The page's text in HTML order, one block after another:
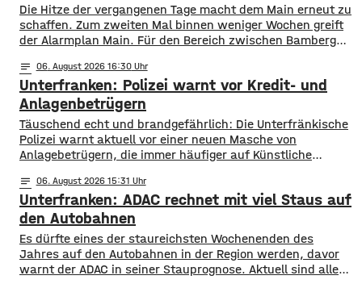
Die Hitze der vergangenen Tage macht dem Main erneut zu
schaffen. Zum zweiten Mal binnen weniger Wochen greift
der Alarmplan Main. Für den Bereich zwischen Bamberg
mainabwärts die zweite von drei Warnstufen. Zwar gibt es
aktuell mit dem Sauerstoffgehalt im Wasser noch keine
Probleme, allerdings ist die Wassertemperatur
notes 06. August 2026 16:30
Unterfranken: Polizei warnt vor Kredit- und
Anlagenbetrügern
​​Täuschend echt und brandgefährlich: Die Unterfränkische
Polizei warnt aktuell vor einer neuen Masche von
Anlagebetrügern, die immer häufiger auf Künstliche
Menschen aus der Region um ihr Erspartes gebracht. ​Laut
Polizei erstellen die Täter mithilfe von KI täuschen echte
Werbevideos oder fälschen Empfehlungen von prominenten
Persönlichkeiten. Ihr Ziel: echte
notes 06. August 2026 15:31
Unterfranken: ADAC rechnet mit viel Staus auf
den Autobahnen
Es dürfte eines der staureichsten Wochenenden des
Jahres auf den Autobahnen in der Region werden, davor
warnt der ADAC in seiner Stauprognose. Aktuell sind alle